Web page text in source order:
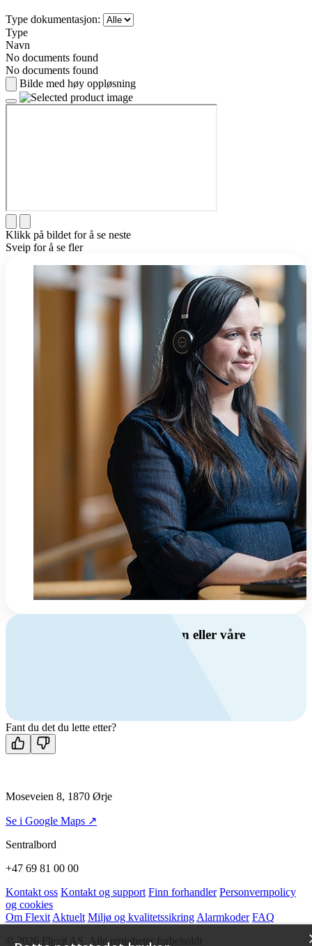
Type dokumentasjon:
Type
Navn
No documents found
No documents found
Bilde med høy oppløsning
Klikk på bildet for å se neste
Sveip for å se fler
Har du spørsmål om ventilasjon eller våre
Kontakt oss
Fant du det du lette etter?
Moseveien 8, 1870 Ørje
Se i Google Maps ↗
Sentralbord
+47 69 81 00 00
Kontakt oss Kontakt og support Finn forhandler Personvernpolicy
og cookies
Om Flexit Aktuelt Miljø og kvalitetssikring Alarmkoder FAQ
© 2026 Flexit AS. Alle rettigheter forbeholdt